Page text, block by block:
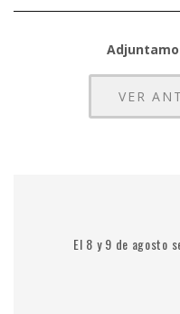
VER
El 8 y 9 de agosto